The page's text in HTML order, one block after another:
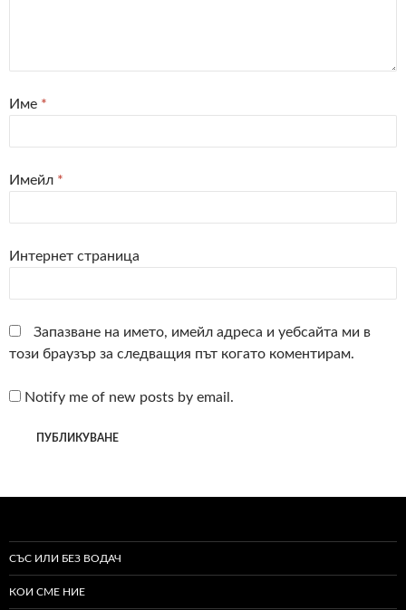
Име *
Имейл *
Интернет страница
Запазване на името, имейл адреса и уебсайта ми в
този браузър за следващия път когато коментирам.
Notify me of new posts by email.
СЪС ИЛИ БЕЗ ВОДАЧ
КОИ СМЕ НИЕ